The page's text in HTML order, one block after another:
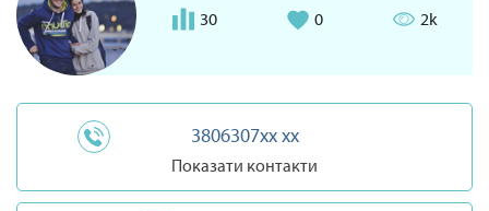
30
0 2k
3806307xx xx
Показати контакти